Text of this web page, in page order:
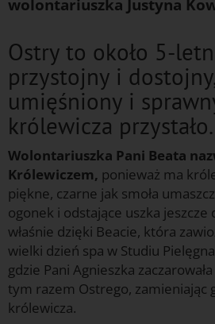
wolontariuszka Justyna
Ostry to około 5-
przystojny i
umięśniony i
królewicza przystało.
Wolontariuszka Pani Beata
Królewiczem, ponieważ ma
piękne, czarne jak smoła
ogonek i odstające uszka jeszcze
właśnie dzięki Beacie, która
wielki dzień spa w Studiu
gdzie Pani Agnieszka
tym razem Ostrego, zamieniając
królewicza.